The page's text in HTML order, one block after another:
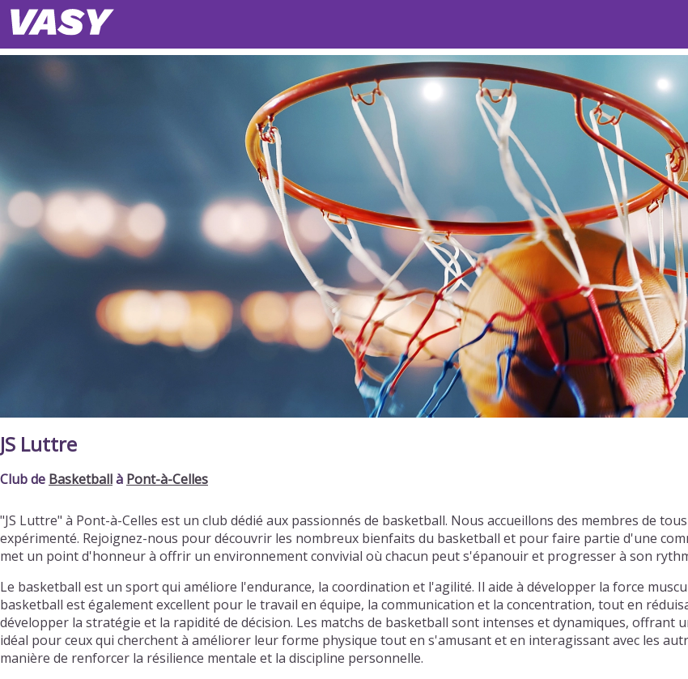
JS Luttre
Club de Basketballà Pont-à-Celles
"JS Luttre" à Pont-à-Celles est un club dédié aux passionnés de basketball. Nous accueillons des membres de
expérimenté. Rejoignez-nous pour découvrir les nombreux bienfaits du basketball et pour faire partie d'une
met un point d'honneur à offrir un environnement convivial où chacun peut s'épanouir et progresser à son
Le basketball est un sport qui améliore l'endurance, la coordination et l'agilité. Il aide à développer la force
basketball est également excellent pour le travail en équipe, la communication et la concentration, tout en
développer la stratégie et la rapidité de décision. Les matchs de basketball sont intenses et dynamiques, offrant
idéal pour ceux qui cherchent à améliorer leur forme physique tout en s'amusant et en interagissant avec les
manière de renforcer la résilience mentale et la discipline personnelle.